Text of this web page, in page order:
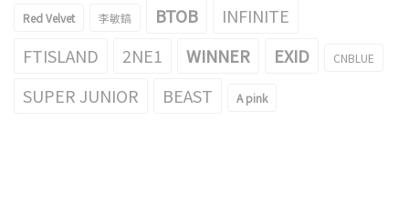
Red Velvet 李敏鎬 BTOB
INFINITE
FTISLAND
2NE1 WINNER EXID CNBLUE
SUPER JUNIOR BEAST A pink